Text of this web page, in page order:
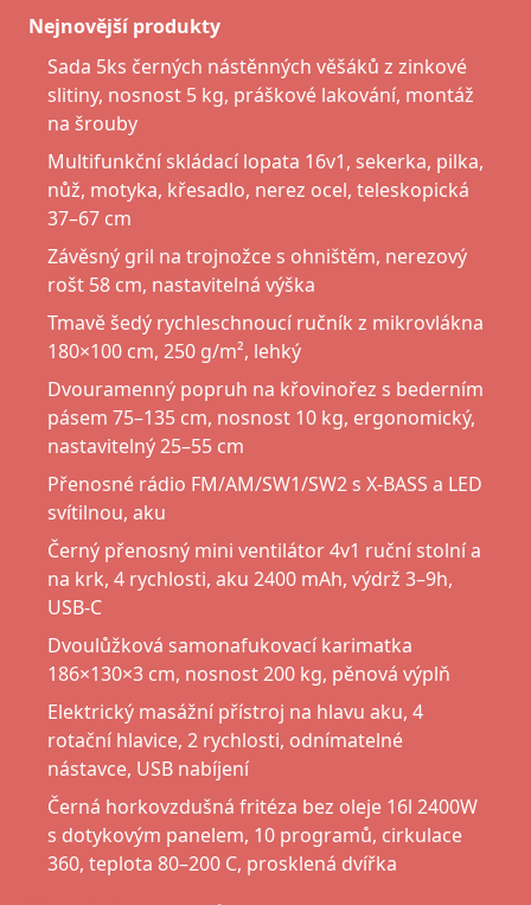
Nejnovější produkty
Sada 5ks černých nástěnných věšáků z zinkové
slitiny, nosnost 5 kg, práškové lakování, montáž
na šrouby
Multifunkční skládací lopata 16v1, sekerka, pilka,
nůž, motyka, křesadlo, nerez ocel, teleskopická
37–67 cm
Závěsný gril na trojnožce s ohništěm, nerezový
rošt 58 cm, nastavitelná výška
Tmavě šedý rychleschnoucí ručník z mikrovlákna
180×100 cm, 250 g/m², lehký
Dvouramenný popruh na křovinořez s bederním
pásem 75–135 cm, nosnost 10 kg, ergonomický,
nastavitelný 25–55 cm
Přenosné rádio FM/AM/SW1/SW2 s X-BASS a LED
svítilnou, aku
Černý přenosný mini ventilátor 4v1 ruční stolní a
na krk, 4 rychlosti, aku 2400 mAh, výdrž 3–9h,
USB-C
Dvoulůžková samonafukovací karimatka
186×130×3 cm, nosnost 200 kg, pěnová výplň
Elektrický masážní přístroj na hlavu aku, 4
rotační hlavice, 2 rychlosti, odnímatelné
nástavce, USB nabíjení
Černá horkovzdušná fritéza bez oleje 16l 2400W
s dotykovým panelem, 10 programů, cirkulace
360, teplota 80–200 C, prosklená dvířka